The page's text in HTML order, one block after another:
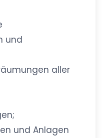
und
aller
und Anlagen